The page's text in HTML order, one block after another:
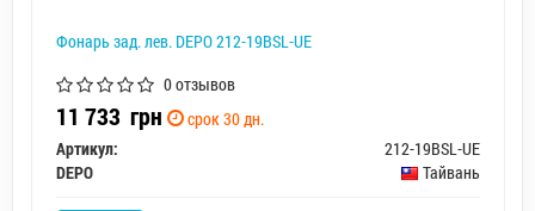
Фонарь зад. лев. DEPO 212-19BSL-UE
0 отзывов
11 733 грн
срок 30 дн.
Артикул:
212-19BSL-UE
DEPO
Тайвань